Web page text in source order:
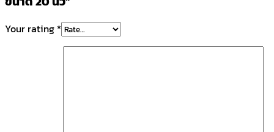
Your rating *